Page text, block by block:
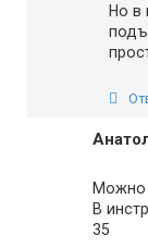
Но в
Можно
В
35